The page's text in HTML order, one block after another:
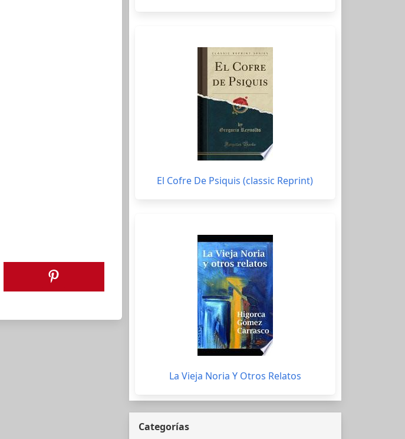
El Cofre De Psiquis (classic Reprint)
La Vieja Noria Y Otros Relatos
Categorías